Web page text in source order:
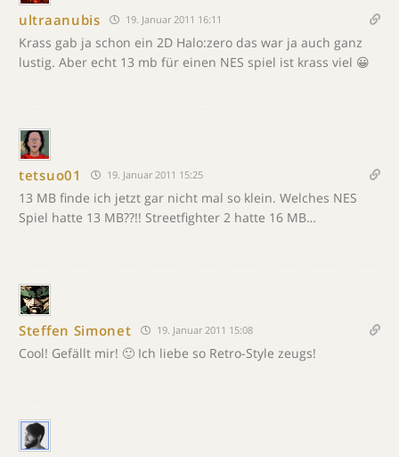
ultraanubis 19. Januar 2011 16:11
Krass gab ja schon ein 2D Halo:zero das war ja auch ganz
lustig. Aber echt 13 mb für einen NES spiel ist krass viel 😀
tetsuo01 19. Januar 2011 15:25
13 MB finde ich jetzt gar nicht mal so klein. Welches NES
Spiel hatte 13 MB??!! Streetfighter 2 hatte 16 MB…
Steffen Simonet 19. Januar 2011 15:08
Cool! Gefällt mir! 🙂 Ich liebe so Retro-Style zeugs!